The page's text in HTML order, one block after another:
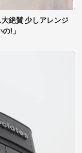
絶賛 少しアレンジ
!」